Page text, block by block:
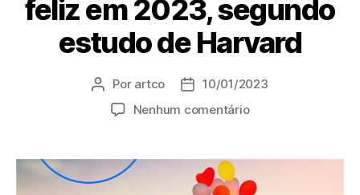
feliz em 2023, segundo
estudo de Harvard
Por artco
10/01/2023
Nenhum comentário